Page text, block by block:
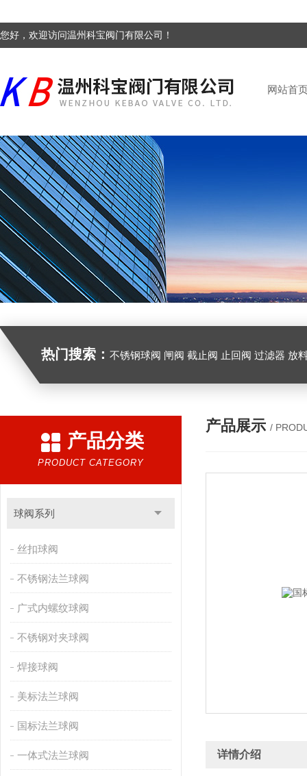
您好，欢迎访问温州科宝阀门有限公司！
网站首
热门搜索： 不锈钢球阀 闸阀 截止阀 止回阀 过滤器 放
产品分类
PRODUCT CATEGORY
球阀系列
丝扣球阀
不锈钢法兰球阀
广式内螺纹球阀
不锈钢对夹球阀
焊接球阀
美标法兰球阀
国标法兰球阀
一体式法兰球阀
产品展示 /
详情介绍